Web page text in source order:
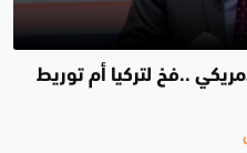
..فخ لتركيا أم توريط